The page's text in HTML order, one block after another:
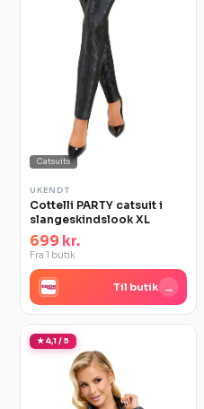
Catsuits
UKENDT
Cottelli PARTY catsuit i
slangeskindslook XL
699 kr.
Fra 1 butik
Til butik →
★ 4,1 / 5